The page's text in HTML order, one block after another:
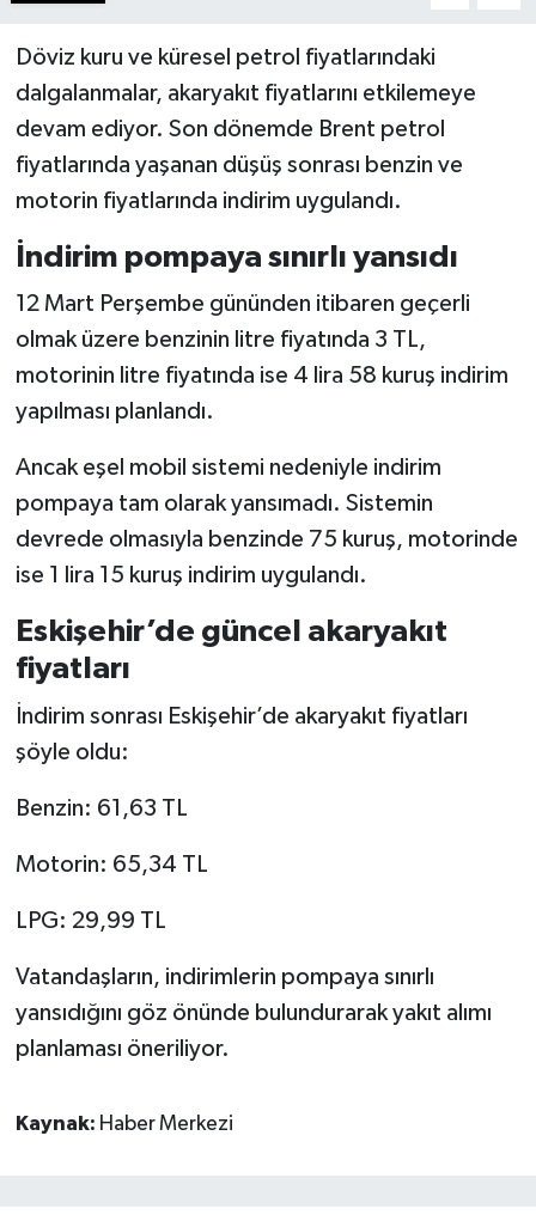
Döviz kuru ve küresel petrol fiyatlarındaki
dalgalanmalar, akaryakıt fiyatlarını etkilemeye
devam ediyor. Son dönemde Brent petrol
fiyatlarında yaşanan düşüş sonrası benzin ve
motorin fiyatlarında indirim uygulandı.
İndirim pompaya sınırlı yansıdı
12 Mart Perşembe gününden itibaren geçerli
olmak üzere benzinin litre fiyatında 3 TL,
motorinin litre fiyatında ise 4 lira 58 kuruş indirim
yapılması planlandı.
Ancak eşel mobil sistemi nedeniyle indirim
pompaya tam olarak yansımadı. Sistemin
devrede olmasıyla benzinde 75 kuruş, motorinde
ise 1 lira 15 kuruş indirim uygulandı.
Eskişehir’de güncel akaryakıt
fiyatları
İndirim sonrası Eskişehir’de akaryakıt fiyatları
şöyle oldu:
Benzin: 61,63 TL
Motorin: 65,34 TL
LPG: 29,99 TL
Vatandaşların, indirimlerin pompaya sınırlı
yansıdığını göz önünde bulundurarak yakıt alımı
planlaması öneriliyor.
Kaynak: Haber Merkezi
Yaşam
Yurttan